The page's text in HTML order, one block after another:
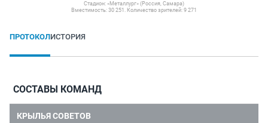
Стадион: «Металлург» (Россия, Самара)
Вместимость: 30 251. Количество зрителей: 9 271
ПРОТОКОЛИСТОРИЯ
СОСТАВЫ КОМАНД
КРЫЛЬЯ СОВЕТОВ